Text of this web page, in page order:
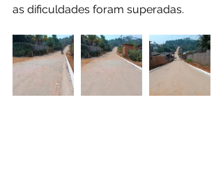
as dificuldades foram superadas.